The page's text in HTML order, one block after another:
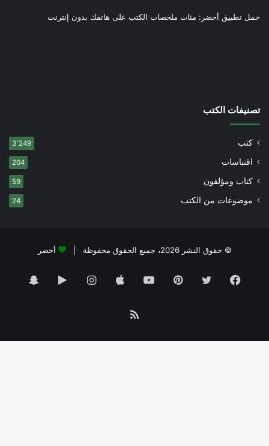
حمل تطبيق أخضر: مئات ملخصات الكتب على هاتفك بدون إنترنت
تصنيفات الكتب
كتب 3٬249
اقتباسات 204
كتاب ومؤلفون 59
موضوعات من الكتب 24
© حقوق النشر 2026، جميع الحقوق محفوظة | أخضر
فيسبوك تويتر بينتيريستيوتيوب انستقرام‏Google
ملخص
الموقع